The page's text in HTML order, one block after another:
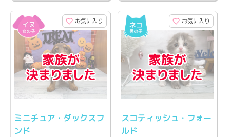
お気に入り
ミニチュア・ダックスフ
ンド
お気に入り
スコティッシュ・フォー
ルド